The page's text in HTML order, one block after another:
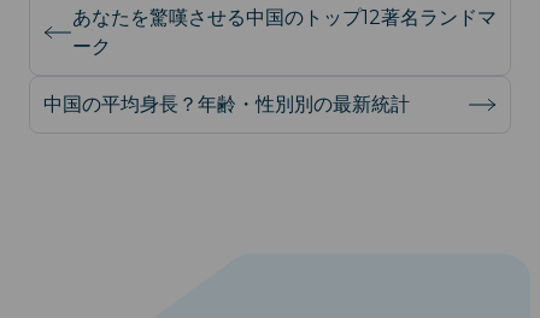
あなたを驚嘆させる中国のトップ12著名ランドマ
ーク
中国の平均身長？年齢・性別別の最新統計